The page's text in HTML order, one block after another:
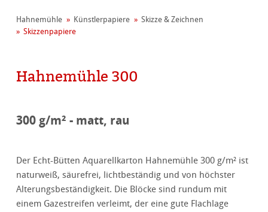
Hahnemühle Künstler­papiere
Skizze & Zeichnen
Skizzenpapiere
Hahnemühle 300
300 g/m² - matt, rau
Der Echt-Bütten Aquarellkarton Hahnemühle 300 g/m² ist
naturweiß, säurefrei, lichtbeständig und von höchster
Alterungsbeständigkeit. Die Blöcke sind rundum mit
einem Gazestreifen verleimt, der eine gute Flachlage